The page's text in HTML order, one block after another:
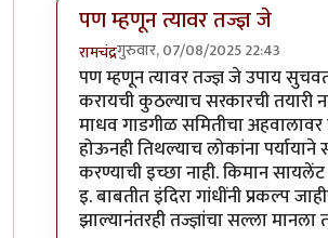
पण म्हणून त्यावर तज्ज्ञ जे
रामचंद्रगुरुवार, 07/08/2025 22:43
In reply toउत्तराखंडांत खूप पाऊस,
पण म्हणून त्यावर तज्ज्ञ जे उपाय
करायची कुठल्याच सरकारची तयारी
माधव गाडगीळ समितीचा अहवालावर
होऊनही तिथल्याच लोकांना
करण्याची इच्छा नाही. किमान
इ. बाबतीत इंदिरा गांधींनी प्रकल्प
झाल्यानंतरही तज्ज्ञांचा सल्ला मानला